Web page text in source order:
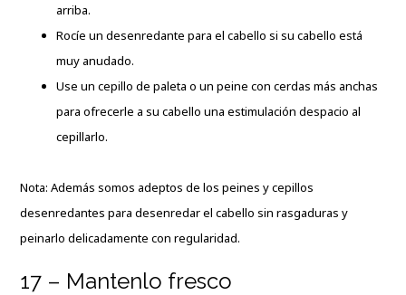
arriba.
Rocíe un desenredante para el cabello si su cabello está
muy anudado.
Use un cepillo de paleta o un peine con cerdas más anchas
para ofrecerle a su cabello una estimulación despacio al
cepillarlo.
Nota: Además somos adeptos de los peines y cepillos
desenredantes para desenredar el cabello sin rasgaduras y
peinarlo delicadamente con regularidad.
17 – Mantenlo fresco